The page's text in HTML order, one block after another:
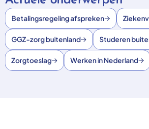
Betalingsregeling afspreken
GGZ-zorg buitenland Studeren
Zorgtoeslag Werken in Nederland